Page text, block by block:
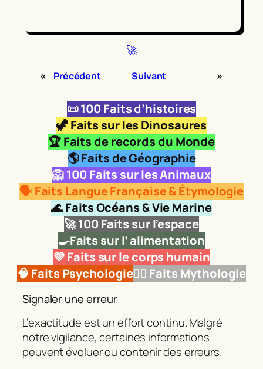
🚀
« Précédent Suivant »
📜100 Faits d’histoires
🦖Faits sur les Dinosaures
🏆 Faits de records du Monde
🌎 Faits de Géographie
🦁100 Faits sur les Animaux
🗣️ Faits Langue Française & Étymologie
🌊 Faits Océans & Vie Marine
🚀100 Faits sur l’espace
🍳Faits sur l’ alimentation
💜 Faits sur le corps humain
🧠 Faits Psychologie🧜‍♂️ Faits Mythologie
Signaler une erreur
L’exactitude est un effort continu. Malgré
notre vigilance, certaines informations
peuvent évoluer ou contenir des erreurs.